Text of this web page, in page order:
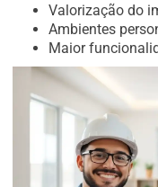
Valorização do
Ambientes
Maior